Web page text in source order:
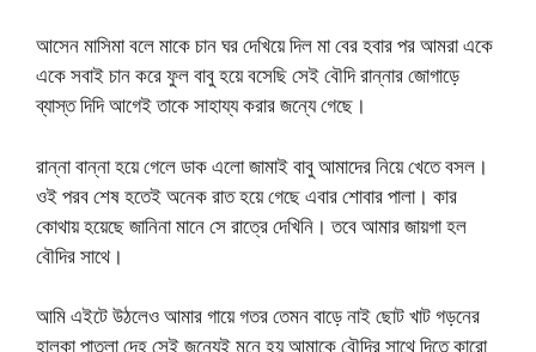
আসেন মাসিমা বলে মাকে চান ঘর দেখিয়ে দিল মা বের হবার পর আমরা একে
একে সবাই চান করে ফুল বাবু হয়ে বসেছি সেই বৌদি রান্নার জোগাড়ে
ব্যাস্ত দিদি আগেই তাকে সাহায্য করার জন্যে গেছে।
রান্না বান্না হয়ে গেলে ডাক এলো জামাই বাবু আমাদের নিয়ে খেতে বসল।
ওই পরব শেষ হতেই অনেক রাত হয়ে গেছে এবার শোবার পালা। কার
কোথায় হয়েছে জানিনা মানে সে রাত্রে দেখিনি। তবে আমার জায়গা হল
বৌদির সাথে।
আমি এইটে উঠলেও আমার গায়ে গতর তেমন বাড়ে নাই ছোট খাট গড়নের
হালকা পাতলা দেহ সেই জন্যেই মনে হয় আমাকে বৌদির সাথে দিতে কারো